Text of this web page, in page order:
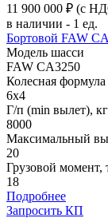
11 900 000 ₽ (с
в наличии - 1 ед.
Бортовой FAW
Модель шасси
FAW CA3250
Колесная формула
6x4
Г/п (min вылет), кг
8000
Максимальный
20
Грузовой момент,
18
Подробнее
Запросить КП